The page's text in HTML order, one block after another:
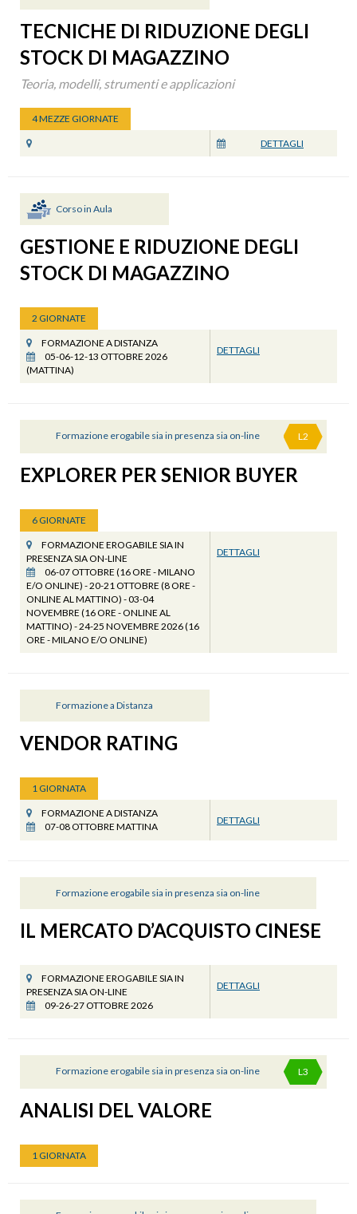
TECNICHE DI RIDUZIONE DEGLI
STOCK DI MAGAZZINO
Teoria, modelli, strumenti e applicazioni
4 MEZZE GIORNATE
DETTAGLI
Corso in Aula
GESTIONE E RIDUZIONE DEGLI
STOCK DI MAGAZZINO
2 GIORNATE
FORMAZIONE A DISTANZA
05-06-12-13 OTTOBRE 2026
(MATTINA)
DETTAGLI
Formazione erogabile sia in presenza sia on-line L2
EXPLORER PER SENIOR BUYER
6 GIORNATE
FORMAZIONE EROGABILE SIA IN
PRESENZA SIA ON-LINE
06-07 OTTOBRE (16 ORE - MILANO
E/O ONLINE) - 20-21 OTTOBRE (8 ORE -
ONLINE AL MATTINO) - 03-04
NOVEMBRE (16 ORE - ONLINE AL
MATTINO) - 24-25 NOVEMBRE 2026 (16
ORE - MILANO E/O ONLINE)
DETTAGLI
Formazione a Distanza
VENDOR RATING
1 GIORNATA
FORMAZIONE A DISTANZA
07-08 OTTOBRE MATTINA
DETTAGLI
Formazione erogabile sia in presenza sia on-line
IL MERCATO D’ACQUISTO CINESE
FORMAZIONE EROGABILE SIA IN
PRESENZA SIA ON-LINE
09-26-27 OTTOBRE 2026
DETTAGLI
Formazione erogabile sia in presenza sia on-line L3
ANALISI DEL VALORE
1 GIORNATA